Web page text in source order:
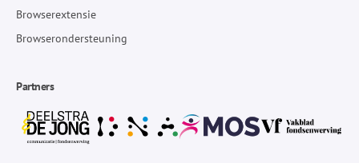
Browserextensie
Browserondersteuning
Partners